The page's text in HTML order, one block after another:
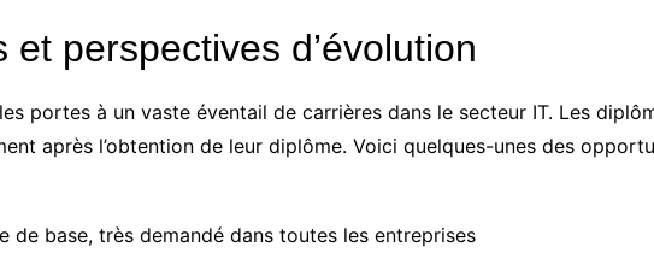
perspectives d’évolution
portes à un vaste éventail de carrières dans le secteur IT. Les
après l’obtention de leur diplôme. Voici quelques-unes des
de base, très demandé dans toutes les entreprises